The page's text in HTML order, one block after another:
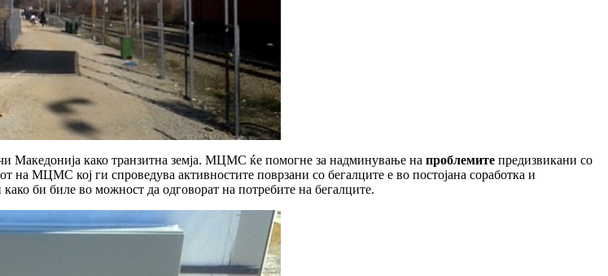
Македонија како транзитна земја. МЦМС ќе помогне за надминување на проблемите предизвикани со
на МЦМС кој ги спроведува активностите поврзани со бегалците е во постојана соработка и
би биле во можност да одговорат на потребите на бегалците.